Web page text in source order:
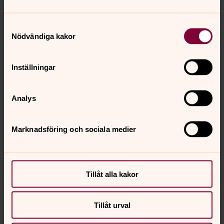
Nödvändiga kakor
Inställningar
Analys
Marknadsföring och sociala medier
Tillåt alla kakor
Tillåt urval
trappa ner i kyrkan.
onsdag 12 augusti 2026
Vi samlas i Utomhuskyrkan för morgonbön kl 9.15
i gemenskapens tecken. Frukosten kostar ingenting
och är öppen kl 9.30–10.30 i Veronikasalen, en
Mässa
onsdag 12 augusti 2026·12.00
S:t Ansgarskapellet, Högalidskyrkan